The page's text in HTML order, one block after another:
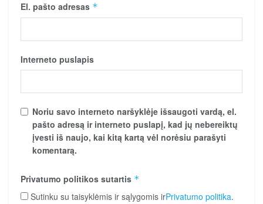
El. pašto adresas *
Interneto puslapis
Noriu savo interneto naršyklėje išsaugoti vardą, el.
pašto adresą ir interneto puslapį, kad jų nebereiktų
įvesti iš naujo, kai kitą kartą vėl norėsiu parašyti
komentarą.
Privatumo politikos sutartis *
Sutinku su taisyklėmis ir sąlygomis irPrivatumo politika.